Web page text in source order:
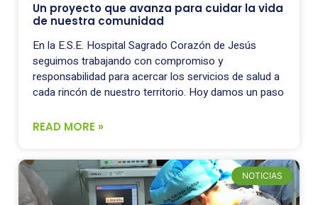
Un proyecto que avanza para cuidar la vida
de nuestra comunidad
En la E.S.E. Hospital Sagrado Corazón de Jesús
seguimos trabajando con compromiso y
responsabilidad para acercar los servicios de salud a
cada rincón de nuestro territorio. Hoy damos un paso
READ MORE »
NOTICIAS